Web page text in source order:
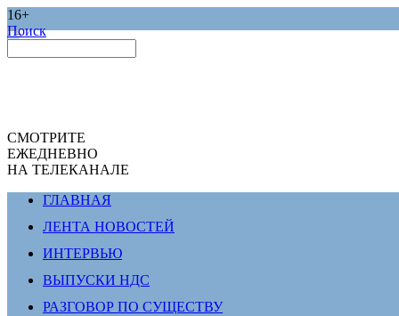
16+
Поиск
СМОТРИТЕ
ЕЖЕДНЕВНО
НА ТЕЛЕКАНАЛЕ
ГЛАВНАЯ
ЛЕНТА НОВОСТЕЙ
ИНТЕРВЬЮ
ВЫПУСКИ НДС
РАЗГОВОР ПО СУЩЕСТВУ